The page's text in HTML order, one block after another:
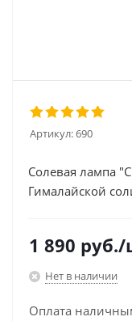
Артикул:690
Солевая лампа
Гималайской
1 890 руб./
Нет в наличии
Оплата